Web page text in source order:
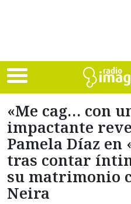
«Me cag… con
impactante
Pamela Díaz en
tras contar
su matrimonio
Neira